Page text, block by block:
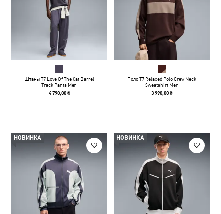
Штаны T7 Love Of The Cat Barrel
Track Pants Men
4 790,00 ₴
Поло T7 Relaxed Polo Crew Neck
Sweatshirt Men
3 990,00 ₴
НОВИНКА НОВИНКА